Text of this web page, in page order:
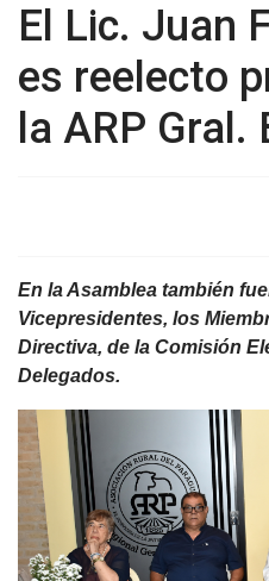
El Lic. Juan
es reelecto
la ARP Gral.
En la Asamblea también
Vicepresidentes, los
Directiva, de la Comisión
Delegados.